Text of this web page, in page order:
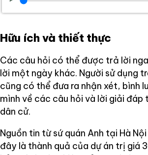
Hữu ích và thiết thực
Các câu hỏi có thể được trả lời
lời một ngày khác. Người sử dụng
cũng có thể đưa ra nhận xét, bình
mình về các câu hỏi và lời giải đáp
dân cử.
Nguồn tin từ sứ quán Anh tại Hà
đây là thành quả của dự án trị giá